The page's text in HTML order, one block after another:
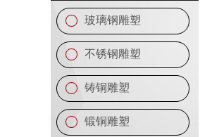
玻璃钢雕塑
不锈钢雕塑
铸铜雕塑
锻铜雕塑